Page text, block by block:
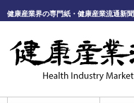
健康産業界の専門紙・健康産業流通新聞